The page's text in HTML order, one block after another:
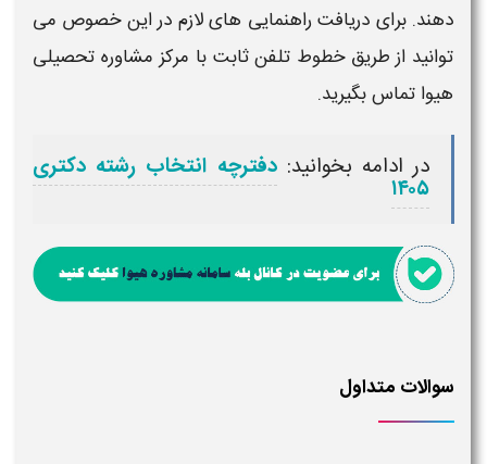
دهند. برای دریافت راهنمایی های لازم در این خصوص می
توانید از طریق خطوط تلفن ثابت با مرکز مشاوره تحصیلی
هیوا تماس بگیرید.
در ادامه بخوانید: دفترچه انتخاب رشته دکتری
۱۴۰۵​
سوالات متداول